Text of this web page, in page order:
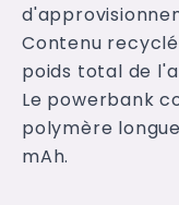
Contenu
poids total de
Le powerbank
polymère
mAh.